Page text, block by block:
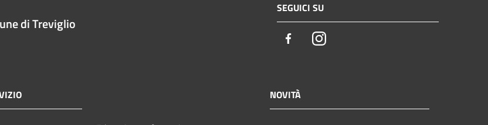
di Treviglio
SEGUICI SU
FacebookInstagram
NOVITÀ